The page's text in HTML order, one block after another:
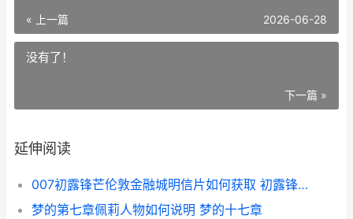
« 上一篇 2026-06-28
没有了！
下一篇 »
延伸阅读
007初露锋芒伦敦金融城明信片如何获取 初露锋芒出处
梦的第七章佩莉人物如何说明 梦的十七章